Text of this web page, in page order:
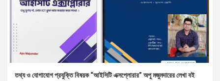
তথ্য ও যোগাযোগ প্রযুক্তি বিষয়ক “আইসিটি এক্সপ্লোরার” অপু মজুমদারের লেখা বই